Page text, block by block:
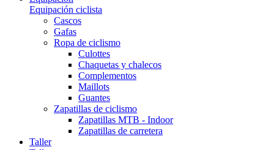
Equipación ciclista
Cascos
Gafas
Ropa de ciclismo
Culottes
Chaquetas y chalecos
Complementos
Maillots
Guantes
Zapatillas de ciclismo
Zapatillas MTB - Indoor
Zapatillas de carretera
Taller